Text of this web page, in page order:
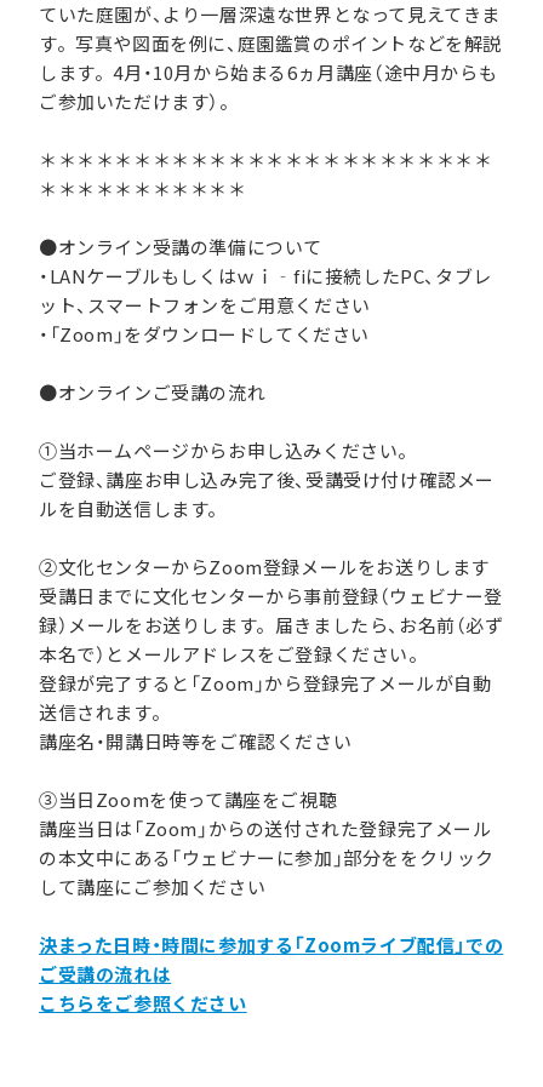
ていた庭園が、より一層深遠な世界となって見えてきま
す。写真や図面を例に、庭園鑑賞のポイントなどを解説
します。4月・10月から始まる6ヵ月講座（途中月からも
ご参加いただけます）。
＊＊＊＊＊＊＊＊＊＊＊＊＊＊＊＊＊＊＊＊＊＊＊＊
＊＊＊＊＊＊＊＊＊＊＊
●オンライン受講の準備について
・LANケーブルもしくはｗｉ‐fiに接続したPC、タブレ
ット、スマートフォンをご用意ください
・「Zoom」をダウンロードしてください
●オンラインご受講の流れ
①当ホームページからお申し込みください。
ご登録、講座お申し込み完了後、受講受け付け確認メー
ルを自動送信します。
②文化センターからZoom登録メールをお送りします
受講日までに文化センターから事前登録（ウェビナー登
録）メールをお送りします。届きましたら、お名前（必ず
本名で）とメールアドレスをご登録ください。
登録が完了すると「Zoom」から登録完了メールが自動
送信されます。
講座名・開講日時等をご確認ください
③当日Zoomを使って講座をご視聴
講座当日は「Zoom」からの送付された登録完了メール
の本文中にある「ウェビナーに参加」部分ををクリック
して講座にご参加ください
決まった日時・時間に参加する「Zoomライブ配信」での
ご受講の流れは
こちらをご参照ください